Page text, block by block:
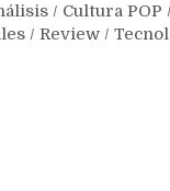
/ Cultura POP /
/ Review /